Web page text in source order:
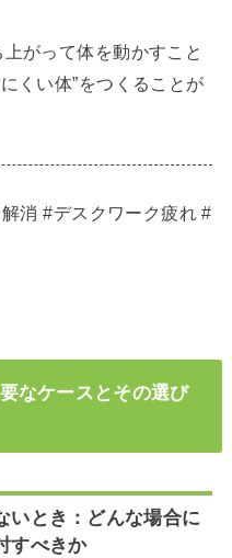
がって体を動かすこと
くい体”をつくることが
消 #デスクワーク疲れ #
なケースとその選び
いとき：どんな場合に
すべきか